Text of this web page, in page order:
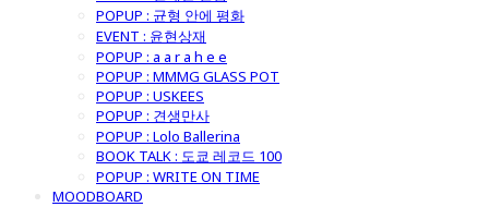
POPUP : 균형 안에 평화
EVENT : 윤현상재
POPUP : a a r a h e e
POPUP : MMMG GLASS POT
POPUP : USKEES
POPUP : 견생만사
POPUP : Lolo Ballerina
BOOK TALK : 도쿄 레코드 100
POPUP : WRITE ON TIME
MOODBOARD